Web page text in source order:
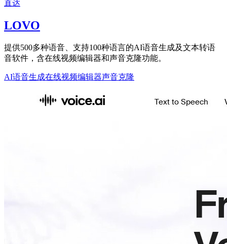
直达
LOVO
提供500多种语音、支持100种语言的AI语音生成及文本转语
音软件，含在线视频编辑器和声音克隆功能。
AI语音生成在线视频编辑器声音克隆